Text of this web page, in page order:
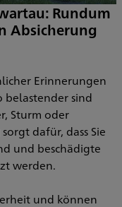
Rundum
Absicherung
Erinnerungen
belastender sind
Sturm oder
sorgt dafür, dass Sie
und beschädigte
werden.
und können